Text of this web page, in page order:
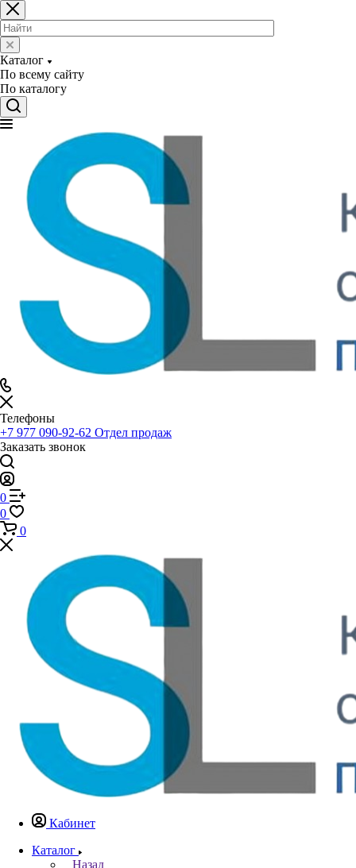
Каталог
По всему сайту
По каталогу
Телефоны
+7 977 090-92-62 Отдел продаж
Заказать звонок
0
0
0
Кабинет
Каталог
Назад